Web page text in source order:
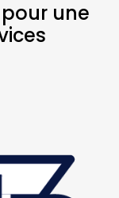
une